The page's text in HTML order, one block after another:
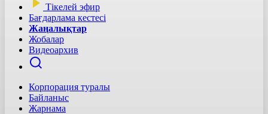
Тікелей эфир
Бағдарлама кестесі
Жаңалықтар
Жобалар
Видеоархив
Корпорация туралы
Байланыс
Жарнама